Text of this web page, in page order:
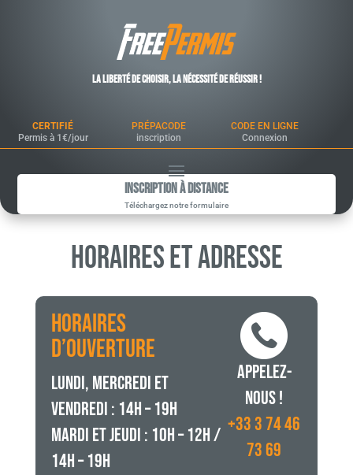
La liberté de choisir, la nécessité de réussir !
CERTIFIÉ
Permis à 1€/jour
PRÉPACODE
inscription
CODE EN LIGNE
Connexion
Inscription à Distance
Téléchargez notre formulaire
Horaires et Adresse
HORAIRES
D’OUVERTURE
Lundi, Mercredi et
Vendredi : 14h – 19h
Mardi et Jeudi : 10h – 12h /
14h – 19h
Appelez-
nous !
+33 3 74 46
73 69